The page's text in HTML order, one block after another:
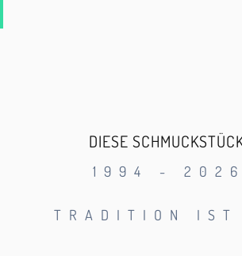
DIESE
1994 - 2026:
TRADITION IST